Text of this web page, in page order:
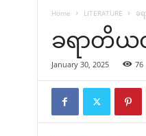
Home LITERATURE ခ
ခရာတိယ
January 30, 2025 76